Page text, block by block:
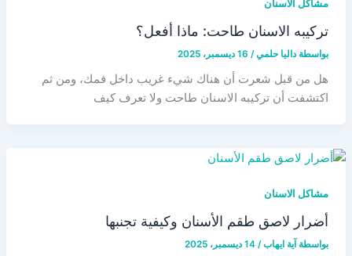
مشاكل الاسنان
تركيبه الاسنان طاحت: ماذا أفعل؟
بواسطة داليا حلمي/ 16 ديسمبر، 2025
هل من قبل شعرت أن هناك شيء غريب داخل فمك، ومن ثم
اكتشفت أن تركيبه الاسنان طاحت ولا تعرف كيف
مشاكل الاسنان
أضرار لاصق طقم الأسنان وكيفية تجنبها
بواسطة آية ايهاب/ 14 ديسمبر، 2025